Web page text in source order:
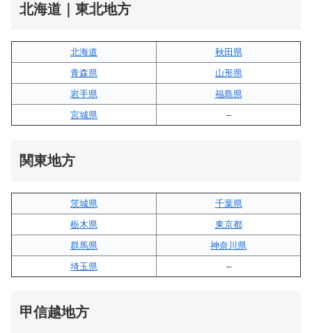
北海道｜東北地方
北海道
秋田県
青森県
山形県
岩手県
福島県
宮城県
–
関東地方
茨城県
千葉県
栃木県
東京都
群馬県
神奈川県
埼玉県
–
甲信越地方